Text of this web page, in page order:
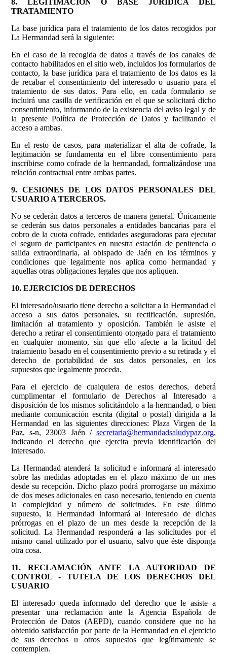
8. LEGITIMACIÓN O BASE JURÍDICA DEL
TRATAMIENTO
La base jurídica para el tratamiento de los datos recogidos por
La Hermandad será la siguiente:
En el caso de la recogida de datos a través de los canales de
contacto habilitados en el sitio web, incluidos los formularios de
contacto, la base jurídica para el tratamiento de los datos es la
de recabar el consentimiento del interesado o usuario para el
tratamiento de sus datos. Para ello, en cada formulario se
incluirá una casilla de verificación en el que se solicitará dicho
consentimiento, informando de la existencia del aviso legal y de
la presente Política de Protección de Datos y facilitando el
acceso a ambas.
En el resto de casos, para materializar el alta de cofrade, la
legitimación se fundamenta en el libre consentimiento para
inscribirse como cofrade de la hermandad, formalizándose una
relación contractual entre ambas partes.
9. CESIONES DE LOS DATOS PERSONALES DEL
USUARIO A TERCEROS.
No se cederán datos a terceros de manera general. Únicamente
se cederán sus datos personales a entidades bancarias para el
cobro de la cuota cofrade, entidades aseguradoras para ejecutar
el seguro de participantes en nuestra estación de penitencia o
salida extraordinaria, al obispado de Jaén en los términos y
condiciones que legalmente nos aplica como hermandad y
aquellas otras obligaciones legales que nos apliquen.
10. EJERCICIOS DE DERECHOS
El interesado/usuario tiene derecho a solicitar a la Hermandad el
acceso a sus datos personales, su rectificación, supresión,
limitación al tratamiento y oposición. También le asiste el
derecho a retirar el consentimiento otorgado para el tratamiento
en cualquier momento, sin que ello afecte a la licitud del
tratamiento basado en el consentimiento previo a su retirada y el
derecho de portabilidad de sus datos personales, en los
supuestos que legalmente proceda.
Para el ejercicio de cualquiera de estos derechos, deberá
cumplimentar el formulario de Derechos al Interesado a
disposición de los mismos solicitándolo a la hermandad, o bien
mediante comunicación escrita (digital o postal) dirigida a la
Hermandad en las siguientes direcciones: Plaza Virgen de la
Paz, s-n, 23003 Jaén / secretaria@hermandadsaludypaz.org,
indicando el derecho que ejercita previa identificación del
interesado.
La Hermandad atenderá la solicitud e informará al interesado
sobre las medidas adoptadas en el plazo máximo de un mes
desde su recepción. Dicho plazo podrá prorrogarse un máximo
de dos meses adicionales en caso necesario, teniendo en cuenta
la complejidad y número de solicitudes. En este último
supuesto, la Hermandad informará al interesado de dichas
prórrogas en el plazo de un mes desde la recepción de la
solicitud. La Hermandad responderá a las solicitudes por el
mismo canal utilizado por el usuario, salvo que éste disponga
otra cosa.
11. RECLAMACIÓN ANTE LA AUTORIDAD DE
CONTROL - TUTELA DE LOS DERECHOS DEL
USUARIO
El interesado queda informado del derecho que le asiste a
presentar una reclamación ante la Agencia Española de
Protección de Datos (AEPD), cuando considere que no ha
obtenido satisfacción por parte de la Hermandad en el ejercicio
de sus derechos u otros supuestos que legítimamente se
contemplen.